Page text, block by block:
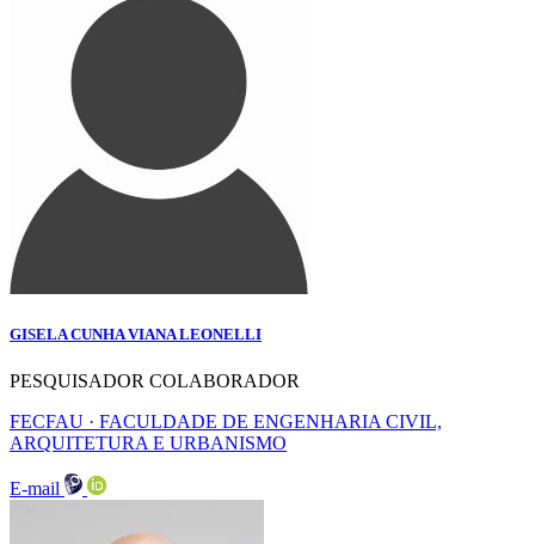
GISELA CUNHA VIANA LEONELLI
PESQUISADOR COLABORADOR
FECFAU · FACULDADE DE ENGENHARIA CIVIL,
ARQUITETURA E URBANISMO
E-mail